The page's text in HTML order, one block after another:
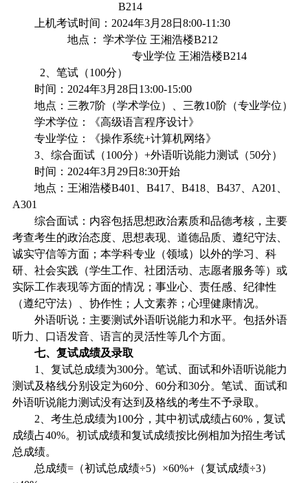
B214
上机考试时间： 2024年3月 28日 8:00-11:30
地点： 学术学位 王湘浩楼B212
专业学位 王湘浩楼B214
2 、笔试（100分）
时间： 2024年3月 28日 13:00-15:00
地点：三教7阶（学术学位）、三教10阶（专业学位）
学术学位：《高级语言程序设计》
专业学位：《操作系统+计算机网络》
3 、综合面试（100分） +外语听说能力测试（50分）
时间： 2024年3月 29日 8:30开始
地点：王湘浩楼B401 B417 B418 B437 A201
A301
综合面试：内容包括思想政治素质和品德考核，主要
考查考生的政治态度、思想表现、道德品质、遵纪守法、
诚实守信等方面；本学科专业（领域）以外的学习、科
研、社会实践（学生工作、社团活动、志愿者服务等）或
实际工作表现等方面的情况；事业心、责任感、纪律性
（遵纪守法）、协作性；人文素养；心理健康情况。
外语听说：主要测试外语听说能力和水平。包括外语
听力、口语发音、语言的灵活性等几个方面。
七、复试成绩及录取
1
、复试总成绩为300分。 笔试、 面试和外语听说能力
测试及格线分别设定为60分、 60分和30分。笔试、面试和
外语听说能力测试没有达到及格线的考生不予录取。
2 、考生总成绩为100分，其中初试成绩占60% ，复试
成绩占40%。初试成绩和复试成绩按比例相加为招生考试
总成绩。
总成绩= （初试总成绩÷5）×60%+ （复试成绩÷3）